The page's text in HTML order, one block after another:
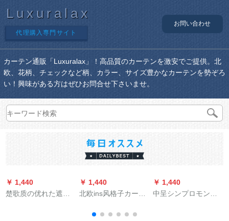
Luxuralax
代理購入専門サイト
お問い合わせ
カーテン通販「Luxuralax」！高品質のカーテンを激安でご提供。北
欧、花柄、チェックなど柄、カラー、サイズ豊かなカーテンを勢ぞろ
い！興味がある方はぜひお問合せ下さいませ。
￥ 1,440
楚歌质の优れた遮光
￥ 1,440
北欧ins风格子カーリ
ーターテーダーカー
￥ 1,440
中呈シンプロモン无